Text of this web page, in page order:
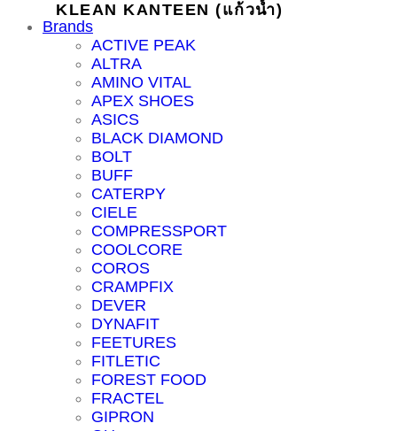
KLEAN KANTEEN (แก้วน้ำ)
Brands
ACTIVE PEAK
ALTRA
AMINO VITAL
APEX SHOES
ASICS
BLACK DIAMOND
BOLT
BUFF
CATERPY
CIELE
COMPRESSPORT
COOLCORE
COROS
CRAMPFIX
DEVER
DYNAFIT
FEETURES
FITLETIC
FOREST FOOD
FRACTEL
GIPRON